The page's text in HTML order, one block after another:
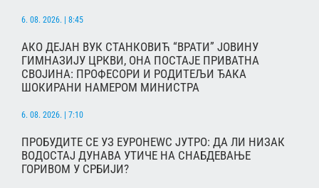
6. 08. 2026. | 8:45
АКО ДЕЈАН ВУК СТАНКОВИЋ “ВРАТИ” ЈОВИНУ
ГИМНАЗИЈУ ЦРКВИ, ОНА ПОСТАЈЕ ПРИВАТНА
СВОЈИНА: ПРОФЕСОРИ И РОДИТЕЉИ ЂАКА
ШОКИРАНИ НАМЕРОМ МИНИСТРА
6. 08. 2026. | 7:10
ПРОБУДИТЕ СЕ УЗ ЕУРОНЕWС ЈУТРО: ДА ЛИ НИЗАК
ВОДОСТАЈ ДУНАВА УТИЧЕ НА СНАБДЕВАЊЕ
ГОРИВОМ У СРБИЈИ?